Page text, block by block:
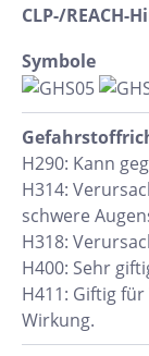
CLP-/REACH-
Symbole
H290: Kann
H314:
schwere
H318:
H400: Sehr
H411: Giftig
Wirkung.